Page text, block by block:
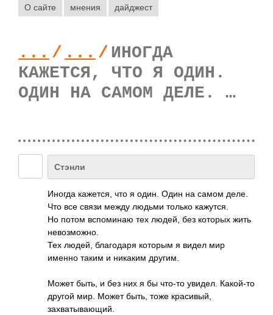
О сайте мнения дайджест
... / ... / ИНОГДА
КАЖЕТСЯ, ЧТО Я ОДИН.
ОДИН НА САМОМ ДЕЛЕ. …
Стэнли
Иногда кажется, что я один. Один на самом деле.
Что все связи между людьми только кажутся.
Но потом вспоминаю тех людей, без которых жить
невозможно.
Тех людей, благодаря которым я видел мир
именно таким и никаким другим.
Может быть, и без них я бы что-то увидел. Какой-то
другой мир. Может быть, тоже красивый,
захватывающий.